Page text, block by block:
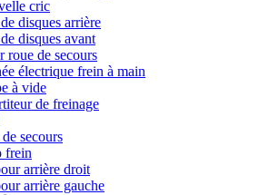
cric
disques arrière
disques avant
roue de secours
électrique frein à main
à vide
de freinage
secours
frein
arrière droit
arrière gauche